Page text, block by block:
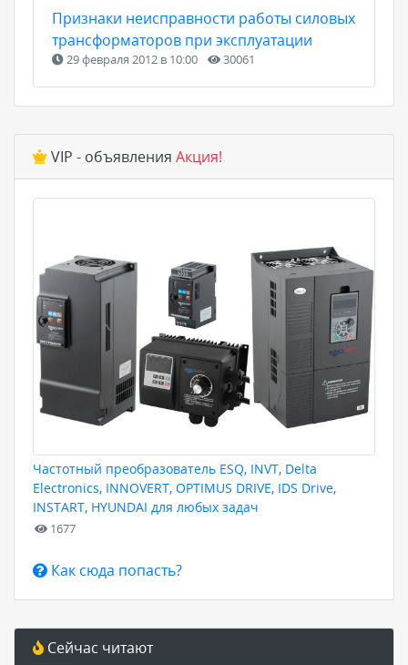
Признаки неисправности работы силовых
трансформаторов при эксплуатации
29 февраля 2012 в 10:00 30061
VIP - объявления Акция!
Частотный преобразователь ESQ, INVT, Delta
Electronics, INNOVERT, OPTIMUS DRIVE, IDS Drive,
INSTART, HYUNDAI для любых задач
1677
Как сюда попасть?
Сейчас читают